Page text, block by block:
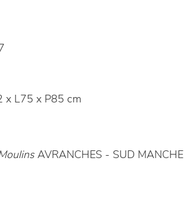
x L75 x P85 cm
AVRANCHES - SUD MANCHE